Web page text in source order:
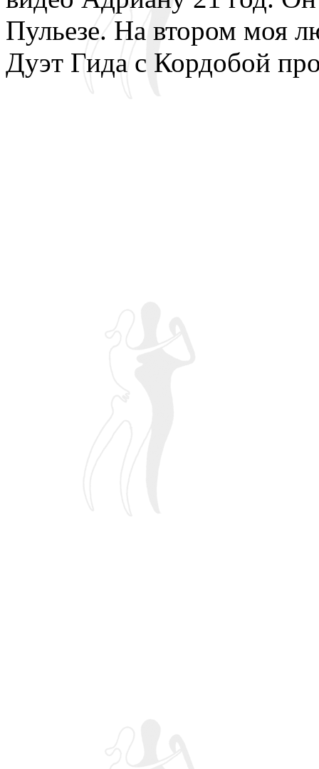
Пульезе. На втором моя
Дуэт Гида с Кордобой